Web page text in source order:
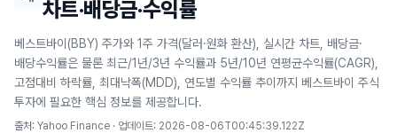
차트·배당금·수익률
베스트바이(BBY) 주가와 1주 가격(달러·원화 환산), 실시간 차트, 배당금·
배당수익률은 물론 최근/1년/3년 수익률과 5년/10년 연평균수익률(CAGR),
고점대비 하락률, 최대낙폭(MDD), 연도별 수익률 추이까지 베스트바이 주식
투자에 필요한 핵심 정보를 제공합니다.
출처: Yahoo Finance · 업데이트: 2026-08-06T00:45:39.122Z